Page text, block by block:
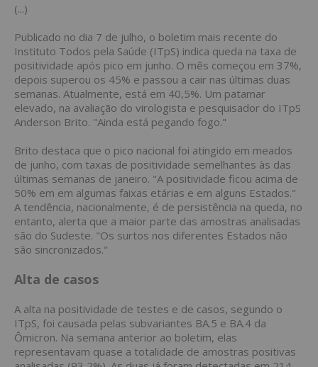
(...)
Publicado no dia 7 de julho, o boletim mais recente do
Instituto Todos pela Saúde (ITpS) indica queda na taxa de
positividade após pico em junho. O mês começou em 37%,
depois superou os 45% e passou a cair nas últimas duas
semanas. Atualmente, está em 40,5%. Um patamar
elevado, na avaliação do virologista e pesquisador do ITpS
Anderson Brito. "Ainda está pegando fogo."
Brito destaca que o pico nacional foi atingido em meados
de junho, com taxas de positividade semelhantes às das
últimas semanas de janeiro. "A positividade ficou acima de
50% em em algumas faixas etárias e em alguns Estados."
A tendência, nacionalmente, é de persistência na queda, no
entanto, alerta que a maior parte das amostras analisadas
são do Sudeste. "Os surtos nos diferentes Estados não
são sincronizados."
Alta de casos
A alta na positividade de testes e de casos, segundo o
ITpS, foi causada pelas subvariantes BA.5 e BA.4 da
Ômicron. Na semana anterior ao boletim, elas
representavam quase a totalidade de amostras positivas